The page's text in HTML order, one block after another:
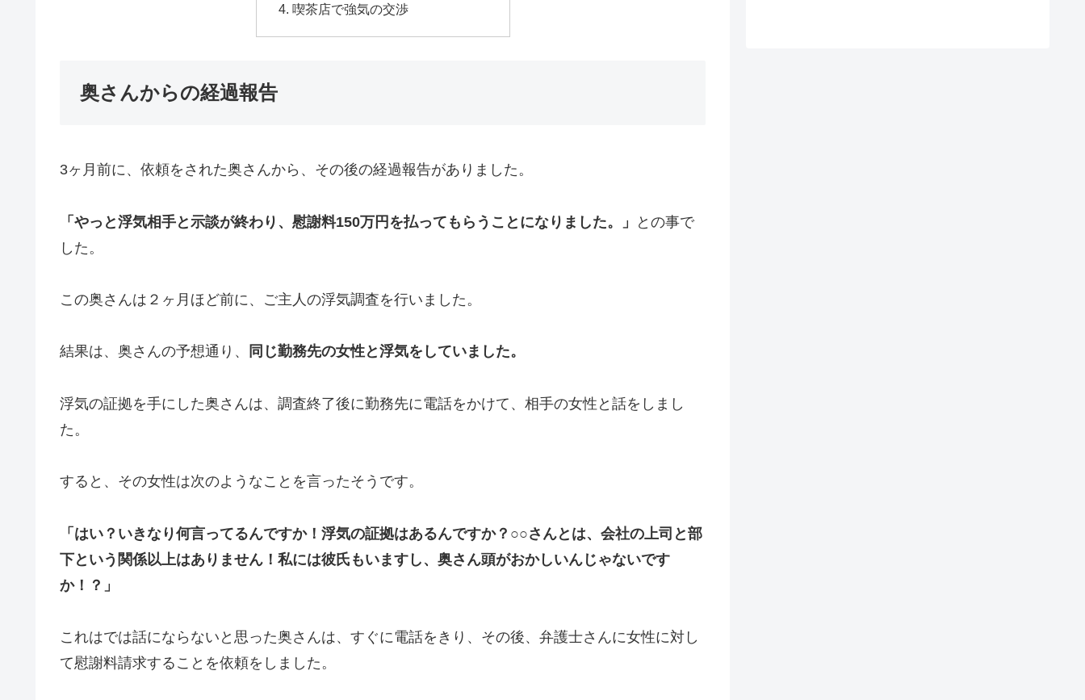
喫茶店で強気の交渉
奥さんからの経過報告
3ヶ月前に、依頼をされた奥さんから、その後の経過報告がありました。
「やっと浮気相手と示談が終わり、慰謝料150万円を払ってもらうことになりました。」
との事で
した。
この奥さんは２ヶ月ほど前に、ご主人の浮気調査を行いました。
結果は、奥さんの予想通り、 同じ勤務先の女性と浮気をしていました。
浮気の証拠を手にした奥さんは、調査終了後に勤務先に電話をかけて、相手の女性と話をしまし
た。
すると、その女性は次のようなことを言ったそうです。
「はい？いきなり何言ってるんですか！浮気の証拠はあるんですか？○○さんとは、会社の上司と部
下という関係以上はありません！私には彼氏もいますし、奥さん頭がおかしいんじゃないです
か！？」
これはでは話にならないと思った奥さんは、すぐに電話をきり、その後、弁護士さんに女性に対し
て慰謝料請求することを依頼をしました。